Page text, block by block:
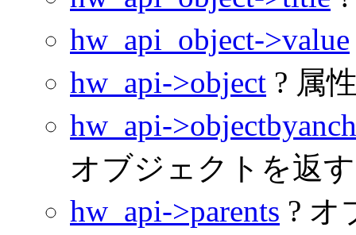
hw_api_object->value
hw_api->object ? 属
hw_api-
オブジェクトを返す
hw_api->parents ? オ